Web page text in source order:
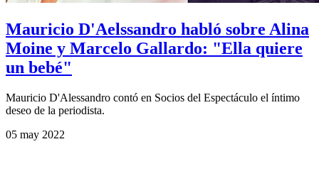
Mauricio D'Aelssandro habló sobre Alina
Moine y Marcelo Gallardo: "Ella quiere
un bebé"
Mauricio D'Alessandro contó en Socios del Espectáculo el íntimo
deseo de la periodista.
05 may 2022